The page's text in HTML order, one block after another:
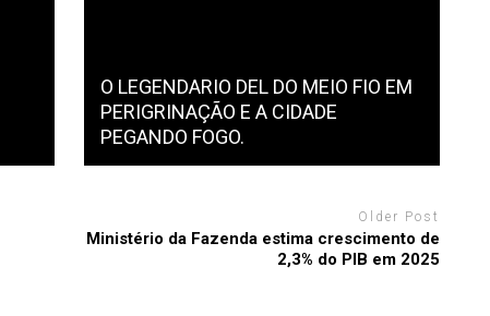
O LEGENDARIO DEL DO MEIO FIO EM
PERIGRINAÇÃO E A CIDADE
PEGANDO FOGO.
Older Post
Ministério da Fazenda estima crescimento de
2,3% do PIB em 2025